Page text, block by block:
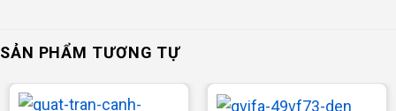
SẢN PHẨM TƯƠNG TỰ